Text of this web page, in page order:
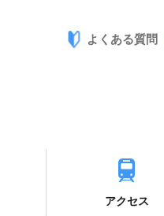
よくある質問
アクセス